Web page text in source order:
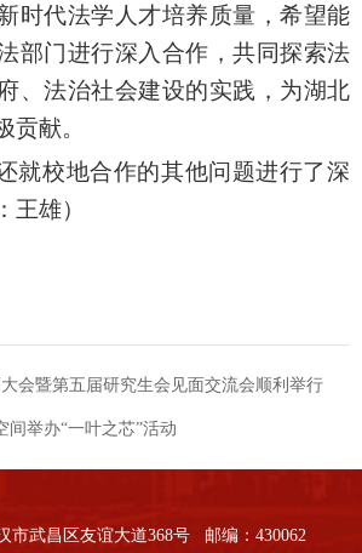
时代法学人才培养质量，希望能
部门进行深入合作，共同探索法
、法治社会建设的实践，为湖北
贡献。
就校地合作的其他问题进行了深
王雄）
会暨第五届研究生会见面交流会顺利举行
间举办“一叶之芯”活动
市武昌区友谊大道368号 邮编：430062